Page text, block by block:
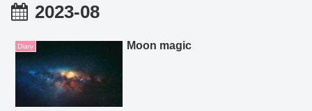
2023-08
Diary Moon magic